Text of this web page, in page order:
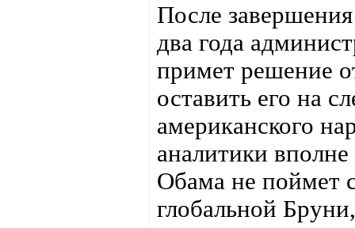
После
два года
примет решение
оставить его на
американского
аналитики
Обама не поймет
глобальной